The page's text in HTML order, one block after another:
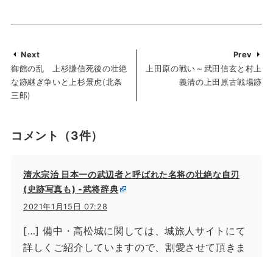
Next
御館の乱 上杉謙信死後の壮絶
な跡継ぎ争いと上杉景虎(北条
三郎)
Prev
上田原の戦い～武田信玄と村上
義清の上田原古戦場跡
コメント （3件）
清水宗治 日本一の武辺者と呼ばれた名将の壮絶な自刃
(史跡写真も) -武将辞典
2021年1月15日 07:28
[…] 備中・高松城に関しては、城旅人サイトにて
詳しくご紹介していますので、割愛させて頂きま